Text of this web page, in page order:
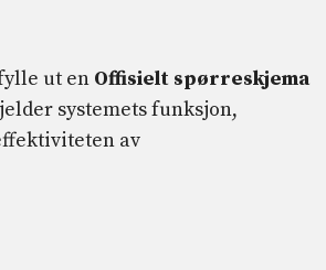
ut en Offisielt spørreskjema
systemets funksjon,
av